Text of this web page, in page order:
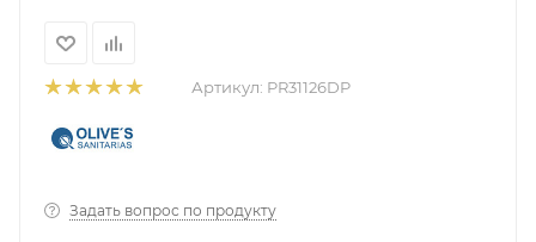
Артикул: PR31126DP
Задать вопрос по продукту